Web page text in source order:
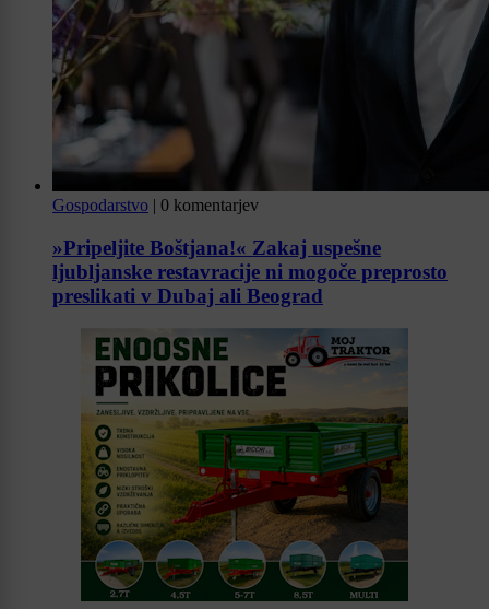
Gospodarstvo | 0 komentarjev
»Pripeljite Boštjana!« Zakaj uspešne
ljubljanske restavracije ni mogoče preprosto
preslikati v Dubaj ali Beograd